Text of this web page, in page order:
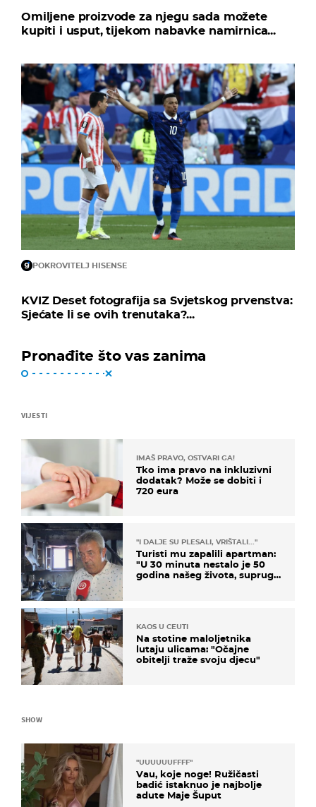
Omiljene proizvode za njegu sada možete
kupiti i usput, tijekom nabavke namirnica...
POKROVITELJ HISENSE
KVIZ Deset fotografija sa Svjetskog prvenstva:
Sjećate li se ovih trenutaka?...
Pronađite što vas zanima
VIJESTI
IMAŠ PRAVO, OSTVARI GA!
Tko ima pravo na inkluzivni
dodatak? Može se dobiti i
720 eura
"I DALJE SU PLESALI, VRIŠTALI..."
Turisti mu zapalili apartman:
"U 30 minuta nestalo je 50
godina našeg života, supruga
KAOS U CEUTI
Na stotine maloljetnika
lutaju ulicama: "Očajne
obitelji traže svoju djecu"
SHOW
"UUUUUUFFFF"
Vau, koje noge! Ružičasti
badić istaknuo je najbolje
adute Maje Šuput